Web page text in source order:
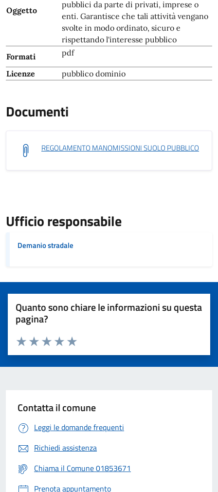
Oggetto
pubblici da parte di privati, imprese o
enti. Garantisce che tali attività vengano
svolte in modo ordinato, sicuro e
rispettando l'interesse pubblico
Formati
pdf
Licenze pubblico dominio
Documenti
REGOLAMENTO MANOMISSIONI SUOLO PUBBLICO
Ufficio responsabile
Demanio stradale
Quanto sono chiare le informazioni su questa
pagina?
Valuta 5 stelle su 5
Valuta 4 stelle su 5
Valuta 3 stelle su 5
Valuta 2 stelle su 5
Valuta 1 stelle su 5
Contatta il comune
Leggi le domande frequenti
Richiedi assistenza
Chiama il Comune 01853671
Prenota appuntamento